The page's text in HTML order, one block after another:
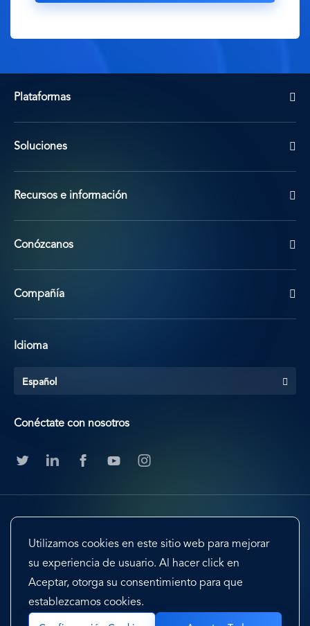
Utilizamos cookies en este sitio web para mejorar
su experiencia de usuario. Al hacer click en
Aceptar, otorga su consentimiento para que
establezcamos cookies.
Plataformas
Soluciones
Recursos e información
Conózcanos
Compañía
Idioma
Español
Conéctate con nosotros
Footer Terms & Conditions Cookie Preferences